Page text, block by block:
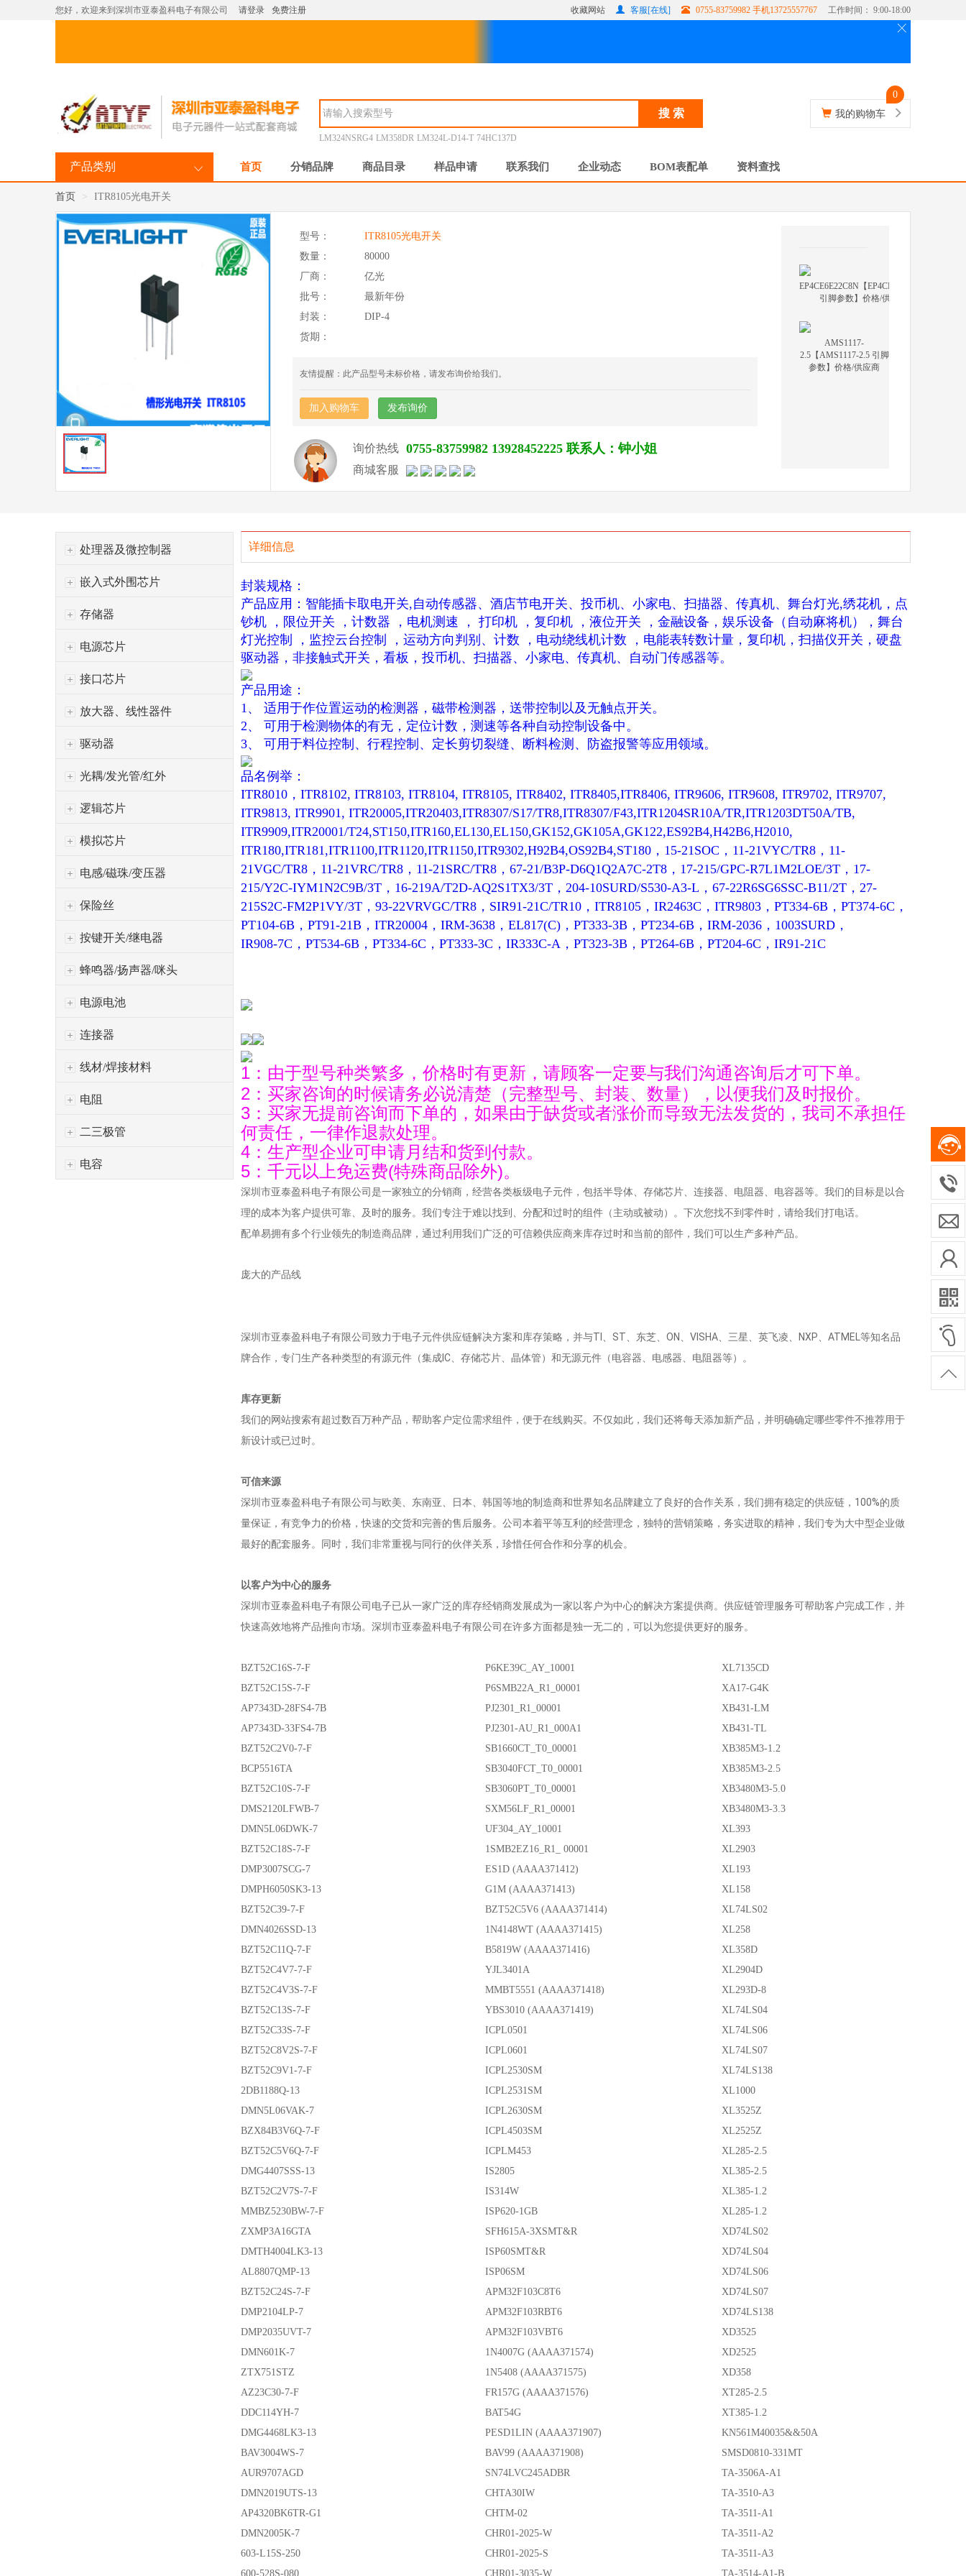
您好，欢迎来到深圳市亚泰盈科电子有限公司 请登录 免费注册 收藏网站 客服[在线] 0755-83759982 手机13725557767 工作时间： 9:00-18:00
搜 索
LM324NSRG4 LM358DR LM324L-D14-T 74HC137D
0
我的购物车
产品类别 首页 分销品牌 商品目录 样品申请 联系我们 企业动态 BOM表配单 资料查找
首页 ITR8105光电开关
型号：
ITR8105光电开关
数量：
80000
厂商：
亿光
批号：
最新年份
封装：
DIP-4
货期：
友情提醒：此产品型号未标价格，请发布询价给我们。
加入购物车 发布询价
询价热线 0755-83759982 13928452225 联系人：钟小姐
商城客服
EP4CE6E22C8N【EP4CE6E22C8N
引脚参数】价格/供应商
AMS1117-
2.5【AMS1117-2.5 引脚
参数】价格/供应商
处理器及微控制器
嵌入式外围芯片
存储器
电源芯片
接口芯片
放大器、线性器件
驱动器
光耦/发光管/红外
逻辑芯片
模拟芯片
电感/磁珠/变压器
保险丝
按键开关/继电器
蜂鸣器/扬声器/咪头
电源电池
连接器
线材/焊接材料
电阻
二三极管
电容
详细信息
封装规格：
产品应用：智能插卡取电开关,自动传感器、酒店节电开关、投币机、小家电、扫描器、传真机、舞台灯光,绣花机，点
钞机 ，限位开关 ，计数器 ，电机测速 ， 打印机 ，复印机 ，液位开关 ，金融设备，娱乐设备（自动麻将机），舞台
灯光控制 ，监控云台控制 ，运动方向判别、计数 ，电动绕线机计数 ，电能表转数计量，复印机，扫描仪开关，硬盘
驱动器，非接触式开关，看板，投币机、扫描器、小家电、传真机、自动门传感器等。
产品用途：
1、 适用于作位置运动的检测器，磁带检测器，送带控制以及无触点开关。
2、 可用于检测物体的有无，定位计数，测速等各种自动控制设备中。
3、 可用于料位控制、行程控制、定长剪切裂缝、断料检测、防盗报警等应用领域。
品名例举：
ITR8010，ITR8102, ITR8103, ITR8104, ITR8105, ITR8402, ITR8405,ITR8406, ITR9606, ITR9608, ITR9702, ITR9707,
ITR9813, ITR9901, ITR20005,ITR20403,ITR8307/S17/TR8,ITR8307/F43,ITR1204SR10A/TR,ITR1203DT50A/TB,
ITR9909,ITR20001/T24,ST150,ITR160,EL130,EL150,GK152,GK105A,GK122,ES92B4,H42B6,H2010,
ITR180,ITR181,ITR1100,ITR1120,ITR1150,ITR9302,H92B4,OS92B4,ST180，15-21SOC，11-21VYC/TR8，11-
21VGC/TR8，11-21VRC/TR8，11-21SRC/TR8，67-21/B3P-D6Q1Q2A7C-2T8，17-215/GPC-R7L1M2LOE/3T，17-
215/Y2C-IYM1N2C9B/3T，16-219A/T2D-AQ2S1TX3/3T，204-10SURD/S530-A3-L，67-22R6SG6SSC-B11/2T，27-
215S2C-FM2P1VY/3T，93-22VRVGC/TR8，SIR91-21C/TR10，ITR8105，IR2463C，ITR9803，PT334-6B，PT374-6C，
PT104-6B，PT91-21B，ITR20004，IRM-3638，EL817(C)，PT333-3B，PT234-6B，IRM-2036，1003SURD，
IR908-7C，PT534-6B，PT334-6C，PT333-3C，IR333C-A，PT323-3B，PT264-6B，PT204-6C，IR91-21C
1：由于型号种类繁多，价格时有更新，请顾客一定要与我们沟通咨询后才可下单。
2：买家咨询的时候请务必说清楚（完整型号、封装、数量），以便我们及时报价。
3：买家无提前咨询而下单的，如果由于缺货或者涨价而导致无法发货的，我司不承担任
何责任，一律作退款处理。
4：生产型企业可申请月结和货到付款。
5：千元以上免运费(特殊商品除外)。
深圳市亚泰盈科电子有限公司是一家独立的分销商，经营各类板级电子元件，包括半导体、存储芯片、连接器、电阻器、电容器等。我们的目标是以合
理的成本为客户提供可靠、及时的服务。我们专注于难以找到、分配和过时的组件（主动或被动）。下次您找不到零件时，请给我们打电话。
配单易拥有多个行业领先的制造商品牌，通过利用我们广泛的可信赖供应商来库存过时和当前的部件，我们可以生产多种产品。
庞大的产品线
深圳市亚泰盈科电子有限公司致力于电子元件供应链解决方案和库存策略，并与TI、ST、东芝、ON、VISHA、三星、英飞凌、NXP、ATMEL等知名品
牌合作，专门生产各种类型的有源元件（集成IC、存储芯片、晶体管）和无源元件（电容器、电感器、电阻器等）。
库存更新
我们的网站搜索有超过数百万种产品，帮助客户定位需求组件，便于在线购买。不仅如此，我们还将每天添加新产品，并明确确定哪些零件不推荐用于
新设计或已过时。
可信来源
深圳市亚泰盈科电子有限公司与欧美、东南亚、日本、韩国等地的制造商和世界知名品牌建立了良好的合作关系，我们拥有稳定的供应链，100%的质
量保证，有竞争力的价格，快速的交货和完善的售后服务。公司本着平等互利的经营理念，独特的营销策略，务实进取的精神，我们专为大中型企业做
最好的配套服务。同时，我们非常重视与同行的伙伴关系，珍惜任何合作和分享的机会。
以客户为中心的服务
深圳市亚泰盈科电子有限公司 电子已从一家广泛的库存经销商发展成为一家以客户为中心的解决方案提供商。供应链管理服务可帮助客户完成工作，并
快速高效地将产品推向市场。 深圳市亚泰盈科电子有限公司在许多方面都是独一无二的，可以为您提供更好的服务。
BZT52C16S-7-F P6KE39C_AY_10001
XL7135CD
BZT52C15S-7-F
P6SMB22A_R1_00001
XA17-G4K
AP7343D-28FS4-7B
PJ2301_R1_00001
XB431-LM
AP7343D-33FS4-7B
PJ2301-AU_R1_000A1
XB431-TL
BZT52C2V0-7-F
SB1660CT_T0_00001
XB385M3-1.2
BCP5516TA
SB3040FCT_T0_00001
XB385M3-2.5
BZT52C10S-7-F
SB3060PT_T0_00001
XB3480M3-5.0
DMS2120LFWB-7
SXM56LF_R1_00001
XB3480M3-3.3
DMN5L06DWK-7
UF304_AY_10001
XL393
BZT52C18S-7-F
1SMB2EZ16_R1_ 00001
XL2903
DMP3007SCG-7
ES1D (AAAA371412)
XL193
DMPH6050SK3-13
G1M (AAAA371413)
XL158
BZT52C39-7-F
BZT52C5V6 (AAAA371414)
XL74LS02
DMN4026SSD-13
1N4148WT (AAAA371415)
XL258
BZT52C11Q-7-F
B5819W (AAAA371416)
XL358D
BZT52C4V7-7-F
YJL3401A
XL2904D
BZT52C4V3S-7-F
MMBT5551 (AAAA371418)
XL293D-8
BZT52C13S-7-F
YBS3010 (AAAA371419)
XL74LS04
BZT52C33S-7-F
ICPL0501
XL74LS06
BZT52C8V2S-7-F
ICPL0601
XL74LS07
BZT52C9V1-7-F
ICPL2530SM
XL74LS138
2DB1188Q-13
ICPL2531SM
XL1000
DMN5L06VAK-7
ICPL2630SM
XL3525Z
BZX84B3V6Q-7-F
ICPL4503SM
XL2525Z
BZT52C5V6Q-7-F
ICPLM453
XL285-2.5
DMG4407SSS-13
IS2805
XL385-2.5
BZT52C2V7S-7-F
IS314W
XL385-1.2
MMBZ5230BW-7-F
ISP620-1GB
XL285-1.2
ZXMP3A16GTA
SFH615A-3XSMT&R
XD74LS02
DMTH4004LK3-13
ISP60SMT&R
XD74LS04
AL8807QMP-13
ISP06SM
XD74LS06
BZT52C24S-7-F
APM32F103C8T6
XD74LS07
DMP2104LP-7
APM32F103RBT6
XD74LS138
DMP2035UVT-7
APM32F103VBT6
XD3525
DMN601K-7
1N4007G (AAAA371574)
XD2525
ZTX751STZ
1N5408 (AAAA371575)
XD358
AZ23C30-7-F
FR157G (AAAA371576)
XT285-2.5
DDC114YH-7
BAT54G
XT385-1.2
DMG4468LK3-13
PESD1LIN (AAAA371907)
KN561M40035&&50A
BAV3004WS-7
BAV99 (AAAA371908)
SMSD0810-331MT
AUR9707AGD
SN74LVC245ADBR
TA-3506A-A1
DMN2019UTS-13
CHTA30IW
TA-3510-A3
AP4320BK6TR-G1
CHTM-02
TA-3511-A1
DMN2005K-7
CHR01-2025-W
TA-3511-A2
603-L15S-250
CHR01-2025-S
TA-3511-A3
600-528S-080
CHR01-3035-W TA-3514-A1-B